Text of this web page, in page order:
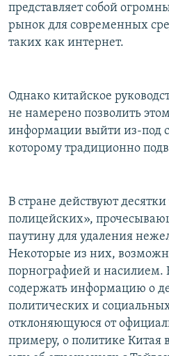
представляет собой
рынок для современных
таких как интернет.
Однако китайское
не намерено позволить
информации выйти из-под
которому традиционно
В стране действуют
полицейских»,
паутину для удаления
Некоторые из них,
порнографией и насилием.
содержать информацию о
политических и
отклоняющуюся от
примеру, о политике Китая